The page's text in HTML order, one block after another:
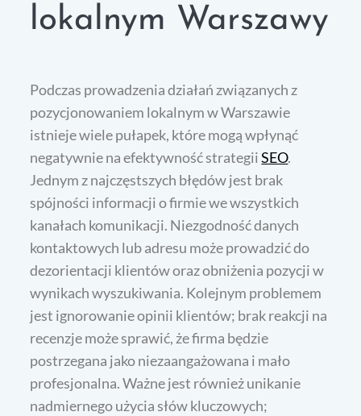
lokalnym Warszawy
Podczas prowadzenia działań związanych z
pozycjonowaniem lokalnym w Warszawie
istnieje wiele pułapek, które mogą wpłynąć
negatywnie na efektywność strategiiSEO.
Jednym z najczęstszych błędów jest brak
spójności informacji o firmie we wszystkich
kanałach komunikacji. Niezgodność danych
kontaktowych lub adresu może prowadzić do
dezorientacji klientów oraz obniżenia pozycji w
wynikach wyszukiwania. Kolejnym problemem
jest ignorowanie opinii klientów; brak reakcji na
recenzje może sprawić, że firma będzie
postrzegana jako niezaangażowana i mało
profesjonalna. Ważne jest również unikanie
nadmiernego użycia słów kluczowych;